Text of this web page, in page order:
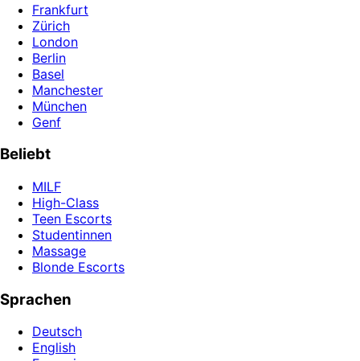
Frankfurt
Zürich
London
Berlin
Basel
Manchester
München
Genf
Beliebt
MILF
High-Class
Teen Escorts
Studentinnen
Massage
Blonde Escorts
Sprachen
Deutsch
English